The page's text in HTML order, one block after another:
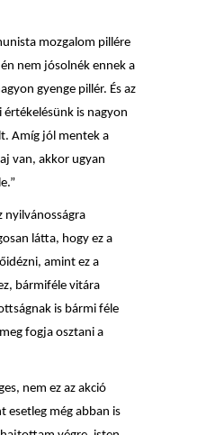
mozgalom pillére
nem jósolnék ennek a
gyenge pillér. És az
is nagyon
Amíg jól mentek a
van, akkor ugyan
nyilvánosságra
látta, hogy ez a
amint ez a
bármiféle vitára
is bármi féle
fogja osztani a
nem ez az akció
esetleg még abban is